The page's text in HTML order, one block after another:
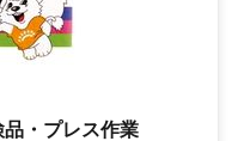
・プレス作業